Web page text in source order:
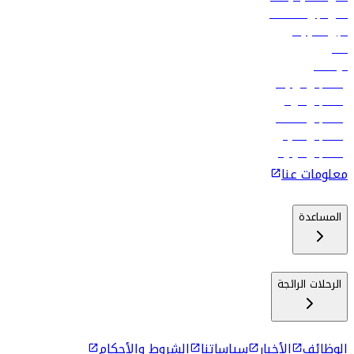
فلاي دبي للعطلات
تأجير السيارات
فنادق
الوظائف
رحلات إلى تبيليسي
رحلات إلى الرياض
رحلات إلى مسقط
رحلات إلى ماليه
رحلات إلى كولومبو
معلومات عنا
المساعدة
الرحلات الرائجة
الوظائف الأخبار سياساتنا الشروط والأحكام